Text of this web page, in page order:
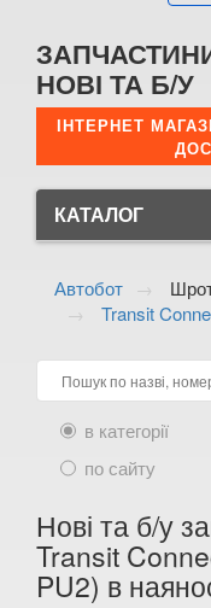
НОВІ ТА Б/У
ІНТЕРНЕТ
КАТАЛОГ
AUDI
BMW
CITROEN
FIAT
FORD
B-max (CB2)
Автобот
Transit
в категорії
по сайту
Нові та б/у
Transit
PU2) в